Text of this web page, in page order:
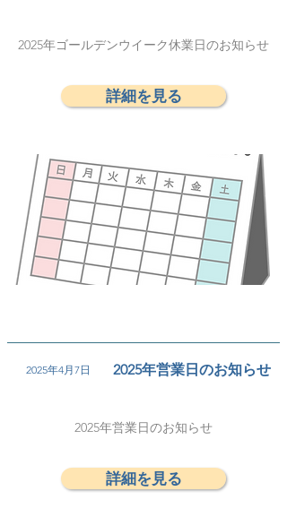
2025年ゴールデンウイーク休業日のお知らせ
詳細を見る
2025年4月7日 2025年営業日のお知らせ
2025年営業日のお知らせ
詳細を見る